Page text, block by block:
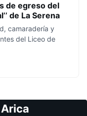
de egreso del
de La Serena
camaradería y
del Liceo de